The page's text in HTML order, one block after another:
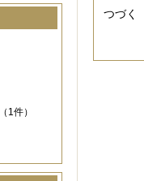
つづく
（1件）